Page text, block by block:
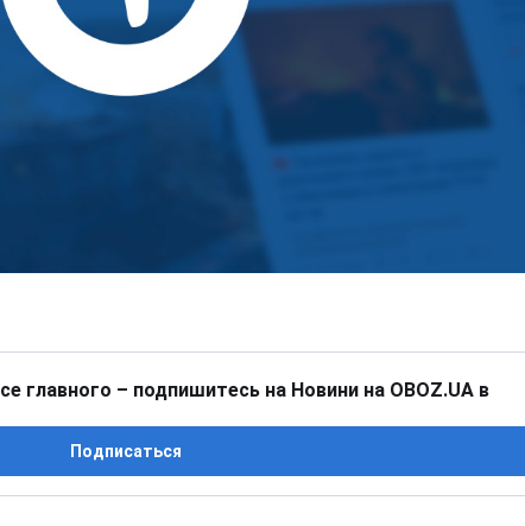
главного – подпишитесь на Новини на OBOZ.UA в
Подписаться